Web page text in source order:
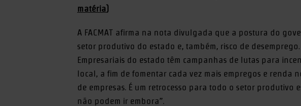
matéria)
A FACMAT afirma na nota divulgada que a postura do
setor produtivo do estado e, também, risco de desemprego.
Empresariais do estado têm campanhas de lutas para
local, a fim de fomentar cada vez mais empregos e renda
de empresas. É um retrocesso para todo o setor produtivo
não podem ir embora”.